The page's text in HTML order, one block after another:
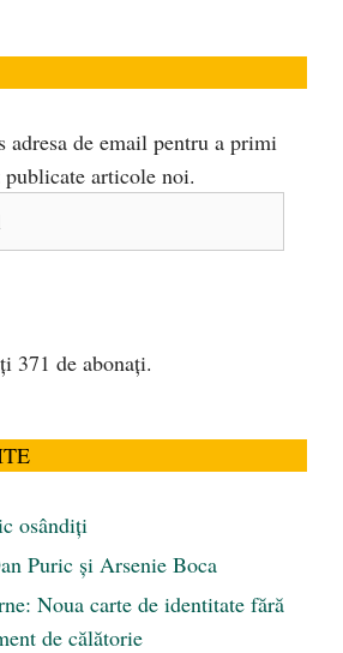
de email pentru a primi
articole noi.
371 de abonați.
osândiţi
Puric şi Arsenie Boca
Noua carte de identitate fără
de călătorie